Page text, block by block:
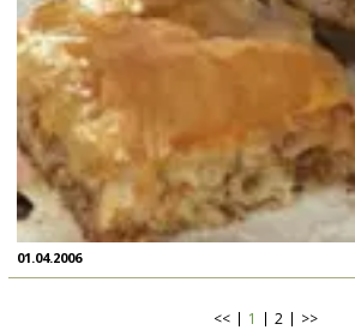
01.04.2006
<< 1 2 >>